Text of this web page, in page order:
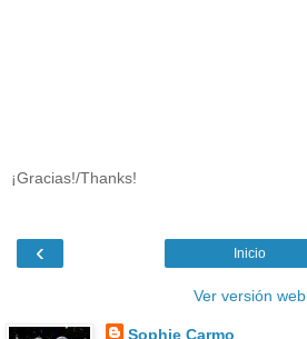
¡Gracias!/Thanks!
‹ Inicio
Ver versión web
Sophie Carmo